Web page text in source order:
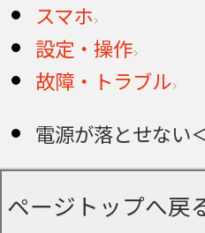
スマホ
設定・操作
故障・トラブル
電源が落とせない
ページトップへ戻